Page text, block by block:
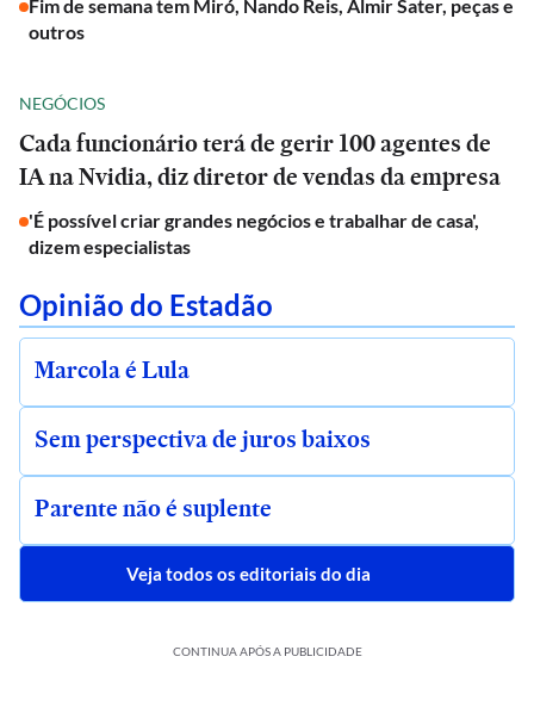
Fim de semana tem Miró, Nando Reis, Almir Sater, peças e
outros
NEGÓCIOS
Cada funcionário terá de gerir 100 agentes de
IA na Nvidia, diz diretor de vendas da empresa
'É possível criar grandes negócios e trabalhar de casa',
dizem especialistas
Opinião do Estadão
Marcola é Lula
Sem perspectiva de juros baixos
Parente não é suplente
Veja todos os editoriais do dia
CONTINUA APÓS A PUBLICIDADE